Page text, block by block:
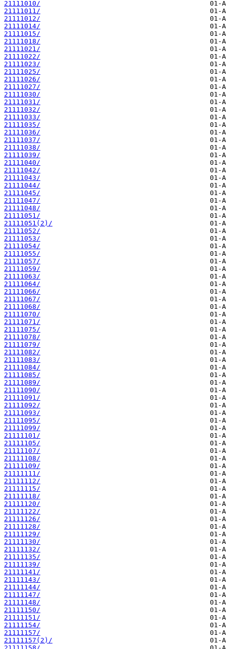
21111010/
21111011/
21111012/
21111014/
21111015/
21111018/
21111021/
21111022/
21111023/
21111025/
21111026/
21111027/
21111030/
21111031/
21111032/
21111033/
21111035/
21111036/
21111037/
21111038/
21111039/
21111040/
21111042/
21111043/
21111044/
21111045/
21111047/
21111048/
21111051/
21111051(2)/
21111052/
21111053/
21111054/
21111055/
21111057/
21111059/
21111063/
21111064/
21111066/
21111067/
21111068/
21111070/
21111071/
21111075/
21111078/
21111079/
21111082/
21111083/
21111084/
21111085/
21111089/
21111090/
21111091/
21111092/
21111093/
21111095/
21111099/
21111101/
21111105/
21111107/
21111108/
21111109/
21111111/
21111112/
21111115/
21111118/
21111120/
21111122/
21111126/
21111128/
21111129/
21111130/
21111132/
21111135/
21111139/
21111141/
21111143/
21111144/
21111147/
21111148/
21111150/
21111151/
21111154/
21111157/
21111157(2)/